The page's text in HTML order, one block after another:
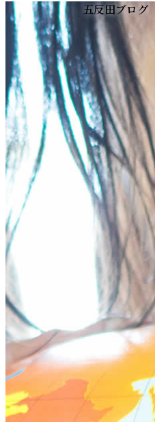
コ
ン
テ
ン
ツ
へ
ス
キ
ッ
プ
ナ
ビ
ゲ
ー
シ
ョ
ン
に
移
動
HOME
プログラム
年齢別コースの紹介
小学生コース
中学生コース
高校生コース
下高井戸校の特徴
Adventure Down
スタディツアーに
ゴールドコースト
ツアー
ケアンズ（オース
ボホール島（フィ
英語で世界が変わる
五反田ブログ 小
五反田ブログ 中
荻窪ブログ
下高井戸ブログ
立川ブログ
恵比寿ブログ
五反田ブロ